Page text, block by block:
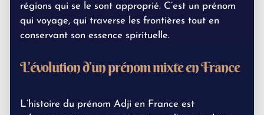
régions qui se le sont approprié. C’est un prénom
qui voyage, qui traverse les frontières tout en
conservant son essence spirituelle.
L’évolution d’un prénom mixte en France
L’histoire du prénom Adji en France est